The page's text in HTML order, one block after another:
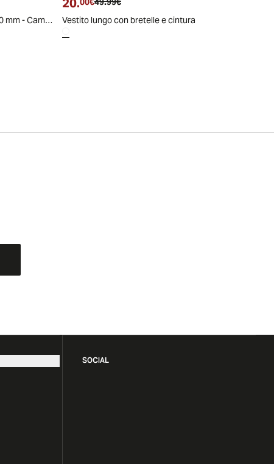
Espadrillas con cinturino e zeppa 60 mm - Cammello Vestito lungo con bretelle e cintura
SOCIAL